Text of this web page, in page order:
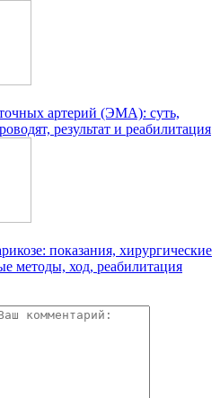
артерий (ЭМА): суть,
результат и реабилитация
показания, хирургические
методы, ход, реабилитация